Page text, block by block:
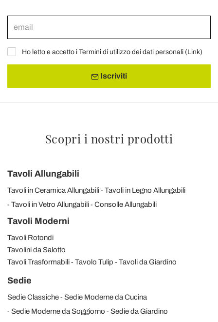
Ho letto e accetto i Termini di utilizzo dei dati personali (Link)
Iscriviti
Scopri i nostri prodotti
Tavoli Allungabili
Tavoli in Ceramica Allungabili
Tavoli in Legno Allungabili
Tavoli in Vetro Allungabili
Consolle Allungabili
Tavoli Moderni
Tavoli Rotondi
Tavolini da Salotto
Tavoli Trasformabili
Tavolo Tulip Tavoli da Giardino
Sedie
Sedie Classiche
Sedie Moderne da Cucina
Sedie Moderne da Soggiorno
Sedie da Giardino